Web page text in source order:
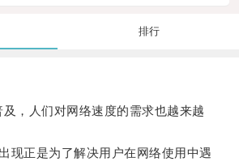
排行
人们对网络速度的需求也越来越
正是为了解决用户在网络使用中遇